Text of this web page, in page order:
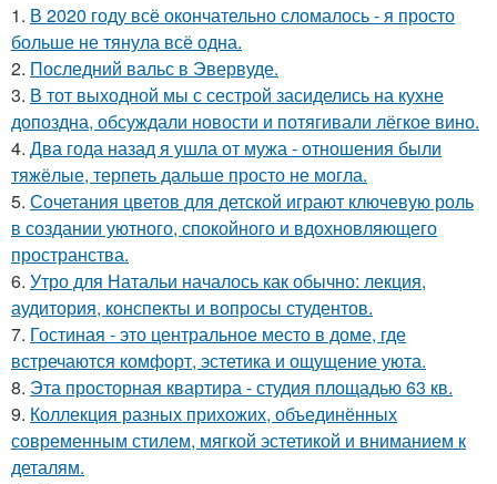
1. В 2020 году всё окончательно сломалось - я просто
больше не тянула всё одна.
2. Последний вальс в Эвервуде.
3. В тот выходной мы с сестрой засиделись на кухне
допоздна, обсуждали новости и потягивали лёгкое вино.
4. Два года назад я ушла от мужа - отношения были
тяжёлые, терпеть дальше просто не могла.
5. Сочетания цветов для детской играют ключевую роль
в создании уютного, спокойного и вдохновляющего
пространства.
6. Утро для Натальи началось как обычно: лекция,
аудитория, конспекты и вопросы студентов.
7. Гостиная - это центральное место в доме, где
встречаются комфорт, эстетика и ощущение уюта.
8. Эта просторная квартира - студия площадью 63 кв.
9. Коллекция разных прихожих, объединённых
современным стилем, мягкой эстетикой и вниманием к
деталям.